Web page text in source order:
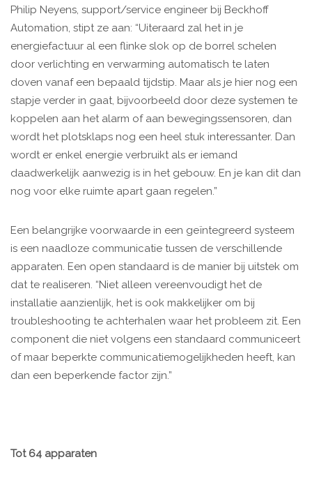
Philip Neyens, support/service engineer bij Beckhoff
Automation, stipt ze aan: “Uiteraard zal het in je
energiefactuur al een flinke slok op de borrel schelen
door verlichting en verwarming automatisch te laten
doven vanaf een bepaald tijdstip. Maar als je hier nog een
stapje verder in gaat, bijvoorbeeld door deze systemen te
koppelen aan het alarm of aan bewegingssensoren, dan
wordt het plotsklaps nog een heel stuk interessanter. Dan
wordt er enkel energie verbruikt als er iemand
daadwerkelijk aanwezig is in het gebouw. En je kan dit dan
nog voor elke ruimte apart gaan regelen.”
Een belangrijke voorwaarde in een geïntegreerd systeem
is een naadloze communicatie tussen de verschillende
apparaten. Een open standaard is de manier bij uitstek om
dat te realiseren. “Niet alleen vereenvoudigt het de
installatie aanzienlijk, het is ook makkelijker om bij
troubleshooting te achterhalen waar het probleem zit. Een
component die niet volgens een standaard communiceert
of maar beperkte communicatiemogelijkheden heeft, kan
dan een beperkende factor zijn.”
Tot 64 apparaten